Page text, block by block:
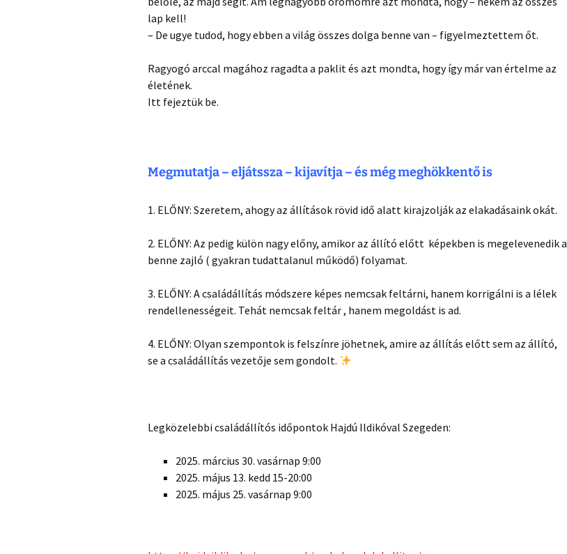
lap kell!
– De ugye tudod, hogy ebben a világ összes dolga benne van – figyelmeztettem őt.
Ragyogó arccal magához ragadta a paklit és azt mondta, hogy így már van értelme az
életének.
Itt fejeztük be.
Megmutatja – eljátssza – kijavítja – és még meghökkentő is
1. ELŐNY: Szeretem, ahogy az állítások rövid idő alatt kirajzolják az elakadásaink okát.
2. ELŐNY: Az pedig külön nagy előny, amikor az állító előtt ️ képekben is megelevenedik a
benne zajló ( gyakran tudattalanul működő) folyamat.
3. ELŐNY: A családállítás módszere képes nemcsak feltárni, hanem korrigálni is a lélek
rendellenességeit. Tehát nemcsak feltár , hanem megoldást is ad.
4. ELŐNY: Olyan szempontok is felszínre jöhetnek, amire az állítás előtt sem az állító,
se a családállítás vezetője sem gondolt.
Legközelebbi családállítós időpontok Hajdú Ildikóval Szegeden:
2025. március 30. vasárnap 9:00
2025. május 13. kedd 15-20:00
2025. május 25. vasárnap 9:00